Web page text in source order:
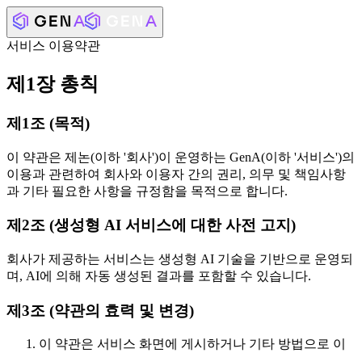
서비스 이용약관
제1장 총칙
제1조 (목적)
이 약관은 제논(이하 '회사')이 운영하는 GenA(이하 '서비스')의
이용과 관련하여 회사와 이용자 간의 권리, 의무 및 책임사항
과 기타 필요한 사항을 규정함을 목적으로 합니다.
제2조 (생성형 AI 서비스에 대한 사전 고지)
회사가 제공하는 서비스는 생성형 AI 기술을 기반으로 운영되
며, AI에 의해 자동 생성된 결과를 포함할 수 있습니다.
제3조 (약관의 효력 및 변경)
이 약관은 서비스 화면에 게시하거나 기타 방법으로 이